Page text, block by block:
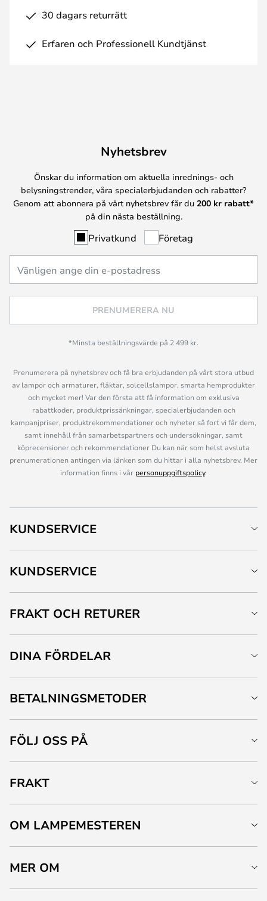
30 dagars returrätt
Erfaren och Professionell Kundtjänst
Nyhetsbrev
Önskar du information om aktuella inrednings- och
belysningstrender, våra specialerbjudanden och rabatter?
Genom att abonnera på vårt nyhetsbrev får du 200 kr rabatt*
på din nästa beställning.
Privatkund Företag
PRENUMERERA NU
*Minsta beställningsvärde på 2 499 kr.
Prenumerera på nyhetsbrev och få bra erbjudanden på vårt stora utbud
av lampor och armaturer, fläktar, solcellslampor, smarta hemprodukter
och mycket mer! Var den första att få information om exklusiva
rabattkoder, produktprissänkningar, specialerbjudanden och
kampanjpriser, produktrekommendationer och nyheter så fort vi får dem,
samt innehåll från samarbetspartners och undersökningar, samt
köprecensioner och rekommendationer Du kan när som helst avsluta
prenumerationen antingen via länken som du hittar i alla nyhetsbrev. Mer
information finns i vår personuppgiftspolicy.
KUNDSERVICE
KUNDSERVICE
FRAKT OCH RETURER
DINA FÖRDELAR
BETALNINGSMETODER
FÖLJ OSS PÅ
FRAKT
OM LAMPEMESTEREN
MER OM